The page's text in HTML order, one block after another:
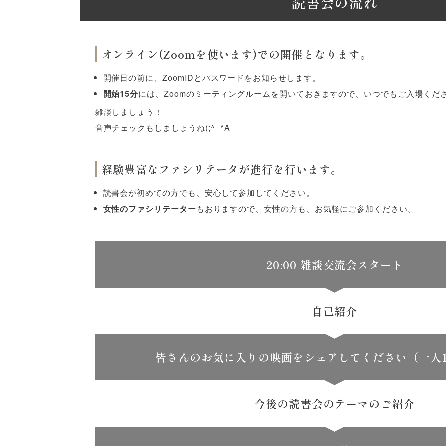
オンライン(Zoomを使います)での開催となります。
開催日の前に、ZoomIDとパスワードをお知らせします。
開始15分には、Zoomのミーティングルームを開いておきますので、いつでもご入場くだ
雑談しましょう！
音声チェックもしましょうね(;^_^A
経験豊富なファシリテータが進行を行います。
読書会が初めての方でも、安心して参加してください。
女性のファシリテーターもおりますので、女性の方も、お気軽にご参加ください。
20:00 雑談交流会スタート
自己紹介
皆さんのお気に入りの映画をシェアしてください（一
今後の読書会のテーマのご紹介